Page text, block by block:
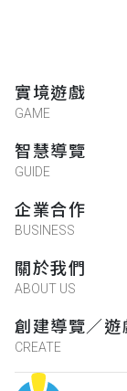
實境遊戲
GAME
智慧導覽
GUIDE
企業合作
BUSINESS
關於我們
ABOUT US
創建導覽／遊
CREATE